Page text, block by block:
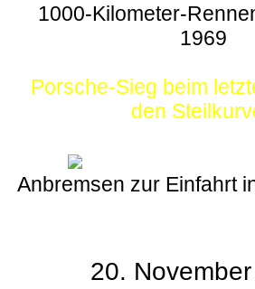
1000-Kilometer-
1969
Porsche-Sieg beim
den
Anbremsen zur Einfahrt
20.